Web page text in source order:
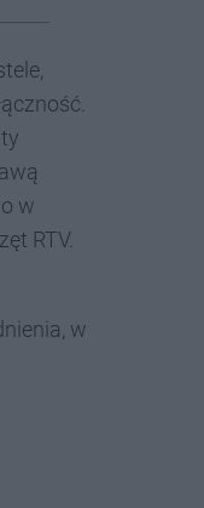
w
RTV.
w